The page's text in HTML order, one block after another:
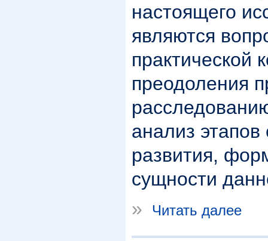
настоящего
являются
практической
преодоления
анализ
развития,
сущности
»
Читать далее